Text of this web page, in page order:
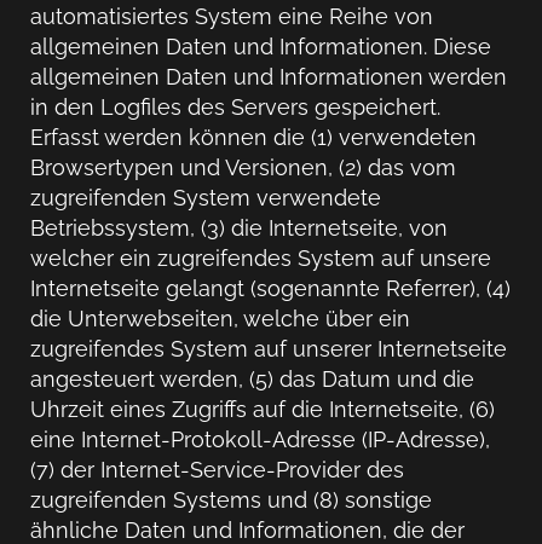
automatisiertes System eine Reihe von
allgemeinen Daten und Informationen. Diese
allgemeinen Daten und Informationen werden
in den Logfiles des Servers gespeichert.
Erfasst werden können die (1) verwendeten
Browsertypen und Versionen, (2) das vom
zugreifenden System verwendete
Betriebssystem, (3) die Internetseite, von
welcher ein zugreifendes System auf unsere
Internetseite gelangt (sogenannte Referrer), (4)
die Unterwebseiten, welche über ein
zugreifendes System auf unserer Internetseite
angesteuert werden, (5) das Datum und die
Uhrzeit eines Zugriffs auf die Internetseite, (6)
eine Internet-Protokoll-Adresse (IP-Adresse),
(7) der Internet-Service-Provider des
zugreifenden Systems und (8) sonstige
ähnliche Daten und Informationen, die der